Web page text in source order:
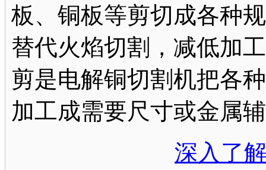
板、铜板等剪切成各种
替代火焰切割，减低加
剪是电解铜切割机把各
加工成需要尺寸或金属
深入了